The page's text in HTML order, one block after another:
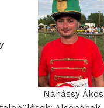
Nánássy Ákos